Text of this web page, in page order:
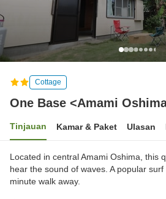
Cottage
One Base <Amami
Tinjauan Kamar & Paket Ulasan
Located in central Amami Oshima, this
hear the sound of waves. A popular
minute walk away.